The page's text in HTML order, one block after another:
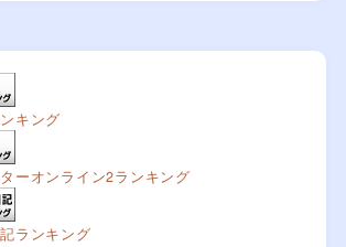
キング
ーオンライン2ランキング
ランキング